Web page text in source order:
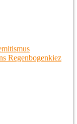
Regenbogenkiez